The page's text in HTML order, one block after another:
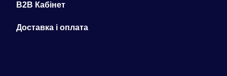
B2B Кабінет
Доставка і оплата